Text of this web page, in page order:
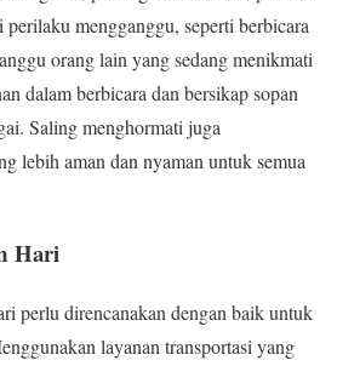
mengganggu, seperti berbicara
orang lain yang sedang menikmati
dalam berbicara dan bersikap sopan
Saling menghormati juga
lebih aman dan nyaman untuk semua
Hari
perlu direncanakan dengan baik untuk
layanan transportasi yang